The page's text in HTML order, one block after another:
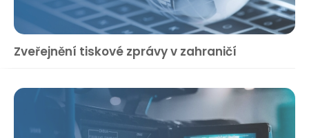
Zveřejnění tiskové zprávy v zahraničí